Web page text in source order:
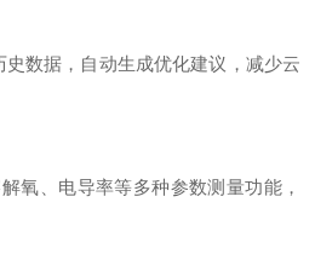
史数据，自动生成优化建议，减少云
氧、电导率等多种参数测量功能，